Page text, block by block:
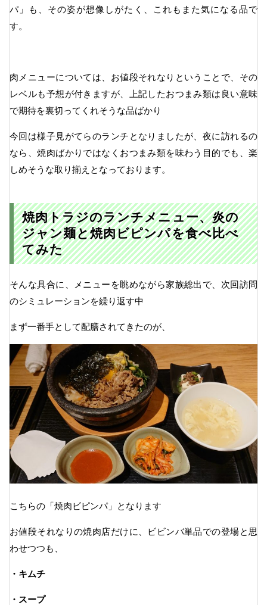
パ」も、その姿が想像しがたく、これもまた気になる品で
す。
肉メニューについては、お値段それなりということで、その
レベルも予想が付きますが、上記したおつまみ類は良い意味
で期待を裏切ってくれそうな品ばかり
今回は様子見がてらのランチとなりましたが、夜に訪れるの
なら、焼肉ばかりではなくおつまみ類を味わう目的でも、楽
しめそうな取り揃えとなっております。
焼肉トラジのランチメニュー、炎の
ジャン麺と焼肉ビピンパを食べ比べ
てみた
そんな具合に、メニューを眺めながら家族総出で、次回訪問
のシミュレーションを繰り返す中
まず一番手として配膳されてきたのが、
こちらの「焼肉ビピンパ」となります
お値段それなりの焼肉店だけに、ビビンバ単品での登場と思
わせつつも、
・キムチ
・スープ